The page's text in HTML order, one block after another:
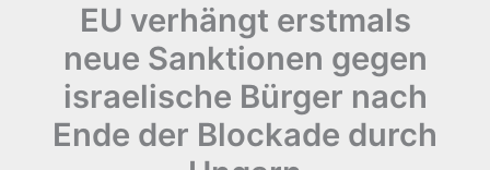
EU verhängt erstmals
neue Sanktionen gegen
israelische Bürger nach
Ende der Blockade durch